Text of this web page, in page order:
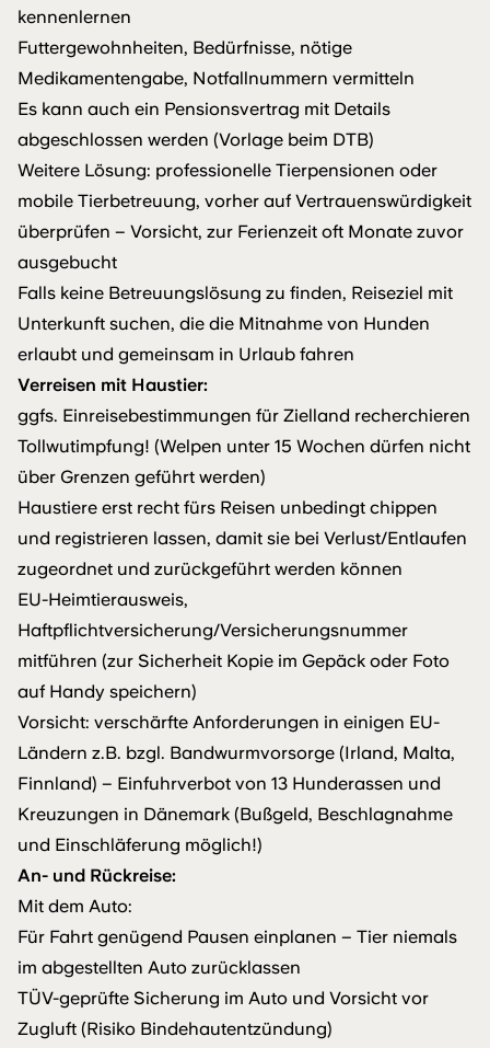
kennenlernen
Futtergewohnheiten, Bedürfnisse, nötige
Medikamentengabe, Notfallnummern vermitteln
Es kann auch ein Pensionsvertrag mit Details
abgeschlossen werden (Vorlage beim DTB)
Weitere Lösung: professionelle Tierpensionen oder
mobile Tierbetreuung, vorher auf Vertrauenswürdigkeit
überprüfen – Vorsicht, zur Ferienzeit oft Monate zuvor
ausgebucht
Falls keine Betreuungslösung zu finden, Reiseziel mit
Unterkunft suchen, die die Mitnahme von Hunden
erlaubt und gemeinsam in Urlaub fahren
Verreisen mit Haustier:
ggfs. Einreisebestimmungen für Zielland recherchieren
Tollwutimpfung! (Welpen unter 15 Wochen dürfen nicht
über Grenzen geführt werden)
Haustiere erst recht fürs Reisen unbedingt chippen
und registrieren lassen, damit sie bei Verlust/Entlaufen
zugeordnet und zurückgeführt werden können
EU-Heimtierausweis,
Haftpflichtversicherung/Versicherungsnummer
mitführen (zur Sicherheit Kopie im Gepäck oder Foto
auf Handy speichern)
Vorsicht: verschärfte Anforderungen in einigen EU-
Ländern z.B. bzgl. Bandwurmvorsorge (Irland, Malta,
Finnland) – Einfuhrverbot von 13 Hunderassen und
Kreuzungen in Dänemark (Bußgeld, Beschlagnahme
und Einschläferung möglich!)
An- und Rückreise:
Mit dem Auto:
Für Fahrt genügend Pausen einplanen – Tier niemals
im abgestellten Auto zurücklassen
TÜV-geprüfte Sicherung im Auto und Vorsicht vor
Zugluft (Risiko Bindehautentzündung)